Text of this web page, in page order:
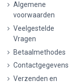
Algemene
voorwaarden
Veelgestelde
Vragen
Betaalmethodes
Contactgegevens
Verzenden en